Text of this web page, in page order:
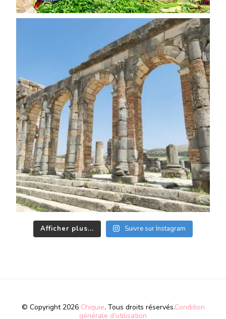
Afficher plus... Suivre sur Instagram
© Copyright 2026 Chiquie. Tous droits réservés.Condition
générale d’utilisation